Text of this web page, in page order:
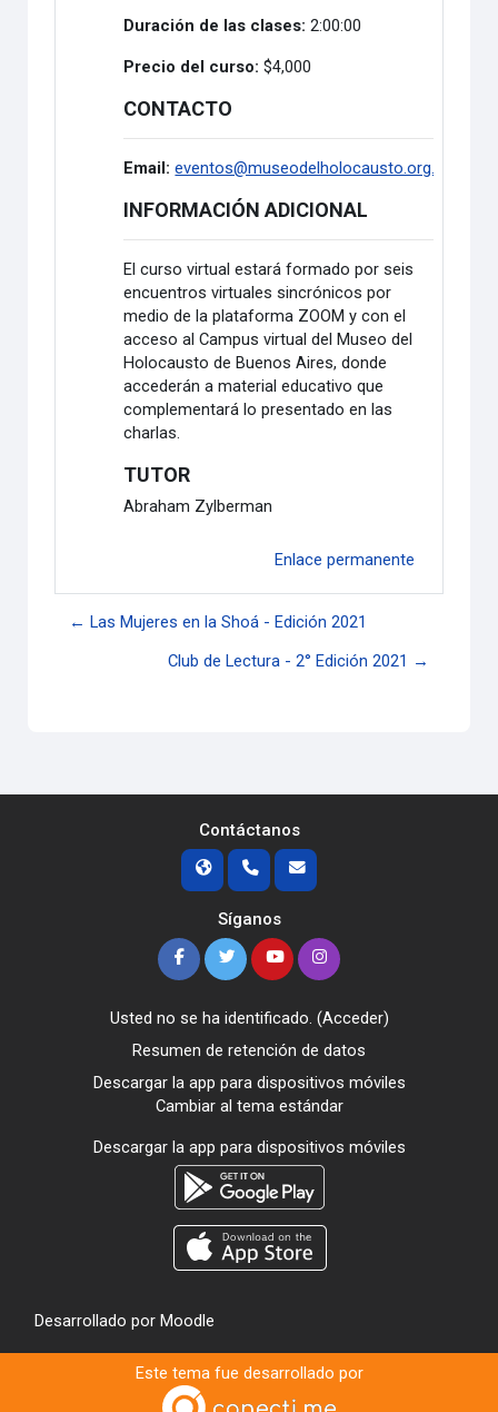
Duración de las clases: 2:00:00
Precio del curso: $4,000
CONTACTO
Email:eventos@museodelholocausto.org.ar
INFORMACIÓN ADICIONAL
El curso virtual estará formado por seis
encuentros virtuales sincrónicos por
medio de la plataforma ZOOM y con el
acceso al Campus virtual del Museo del
Holocausto de Buenos Aires, donde
accederán a material educativo que
complementará lo presentado en las
charlas.
TUTOR
Abraham Zylberman
Enlace permanente
← Las Mujeres en la Shoá - Edición 2021
Club de Lectura - 2° Edición 2021 →
Contáctanos
Síganos
Usted no se ha identificado. (Acceder)
Resumen de retención de datos
Descargar la app para dispositivos móviles
Cambiar al tema estándar
Descargar la app para dispositivos móviles
Desarrollado por Moodle
Este tema fue desarrollado por